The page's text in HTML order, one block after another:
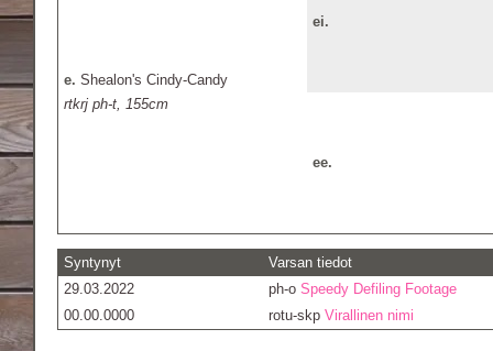
e. Shealon's Cindy-Candy
rtkrj ph-t, 155cm
ei.
ee.
Syntynyt
Varsan tiedot
29.03.2022
ph-o Speedy Defiling Footage
00.00.0000
rotu-skp Virallinen nimi